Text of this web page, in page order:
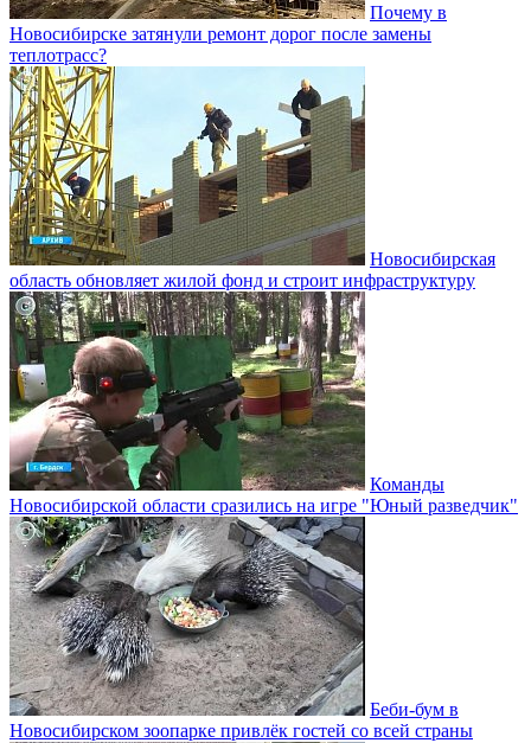
Почему в
Новосибирске затянули ремонт дорог после замены
теплотрасс?
Новосибирская
область обновляет жилой фонд и строит инфраструктуру
Команды
Новосибирской области сразились на игре "Юный разведчик"
Беби-бум в
Новосибирском зоопарке привлёк гостей со всей страны